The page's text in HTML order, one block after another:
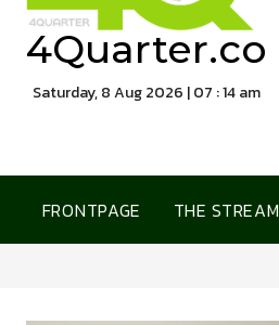
4Quarter.co
Saturday, 8 Aug 2026 | 07 : 14 am
FRONTPAGE THE STREAM